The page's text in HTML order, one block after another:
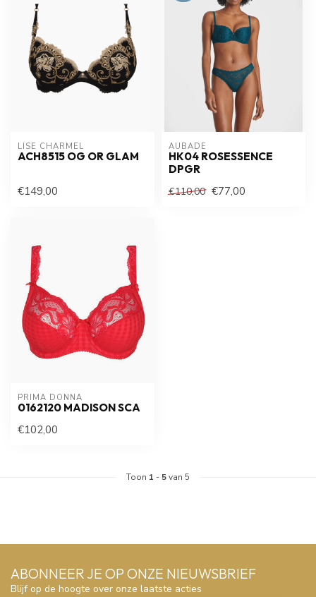
LISE CHARMEL
ACH8515 OG OR GLAM
€149,00
AUBADE
HK04 ROSESSENCE
DPGR
€110,00 €77,00
PRIMA DONNA
0162120 MADISON SCA
€102,00
Toon 1 - 5van 5
ABONNEER JE OP ONZE NIEUWSBRIEF
Blijf op de hoogte over onze laatste acties